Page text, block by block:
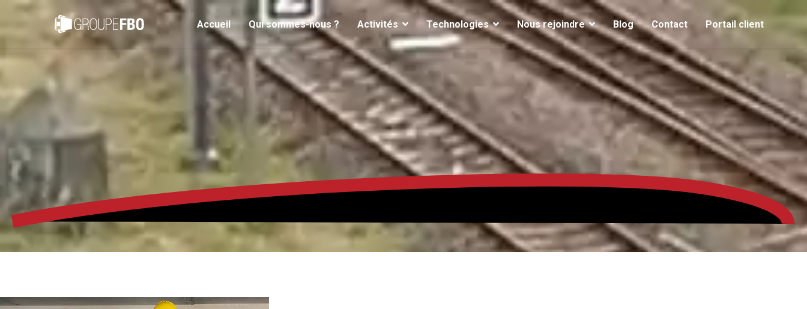
Accueil Qui sommes-nous ? Activités Technologies Nous rejoindre Blog Contact Portail client